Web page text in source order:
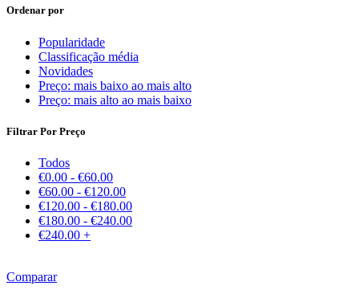
Ordenar por
Popularidade
Classificação média
Novidades
Preço: mais baixo ao mais alto
Preço: mais alto ao mais baixo
Filtrar Por Preço
Todos
€0.00 - €60.00
€60.00 - €120.00
€120.00 - €180.00
€180.00 - €240.00
€240.00 +
Comparar